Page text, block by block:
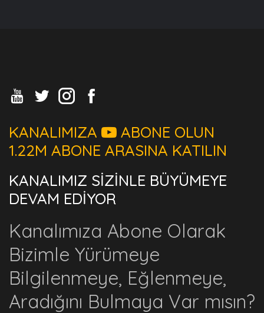
KANALIMIZA
ABONE OLUN
1.22M ABONE ARASINA KATILIN
KANALIMIZ SİZİNLE BÜYÜMEYE
DEVAM EDİYOR
Kanalımıza Abone Olarak
Bizimle Yürümeye
Bilgilenmeye, Eğlenmeye,
Aradığını Bulmaya Var mısın?